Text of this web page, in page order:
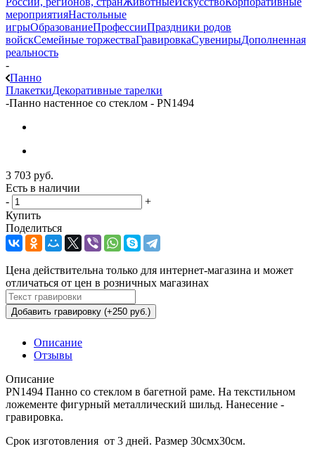
мероприятияНастольные
игрыОбразованиеПрофессииПраздники родов
войскСемейные торжестваГравировкаСувенирыДополненная
реальность
-
Панно
ПлакеткиДекоративные тарелки
-Панно настенное со стеклом - PN1494
3 703 руб.
Есть в наличии
-
+
Купить
Поделиться
Цена действительна только для интернет-магазина и может
отличаться от цен в розничных магазинах
Добавить гравировку (+250 руб.)
Описание
Отзывы
Описание
PN1494 Панно со стеклом в багетной раме. На текстильном
ложементе фигурный металлический шильд. Нанесение -
гравировка.
Срок изготовления от 3 дней. Размер 30смх30см.